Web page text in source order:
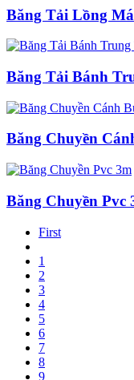
Băng Tải Lồng
Băng Tải Bánh
Băng Chuyền
Băng Chuyền Pvc
First
1
2
3
4
5
6
7
8
9